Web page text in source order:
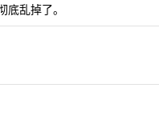
乱掉了。